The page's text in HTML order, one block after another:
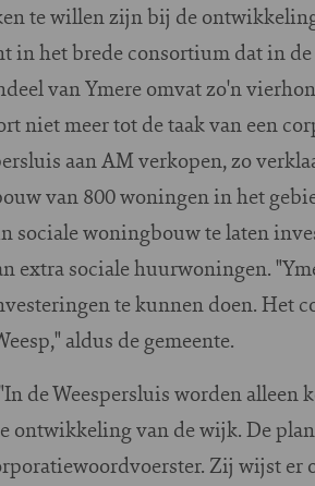
te willen zijn bij de
in het brede consortium dat in de
van Ymere omvat zo'n
niet meer tot de taak van een
aan AM verkopen, zo
van 800 woningen in het
sociale woningbouw te laten
extra sociale huurwoningen.
te kunnen doen. Het
aldus de gemeente.
de Weespersluis worden alleen
ontwikkeling van de wijk. De
Zij wijst er